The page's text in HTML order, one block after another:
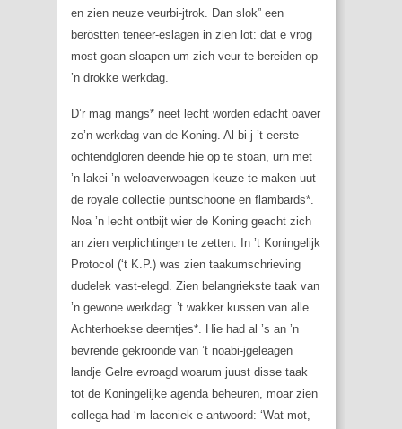
en zien neuze veurbi-jtrok. Dan slok” een
beröstten teneer-eslagen in zien lot: dat e vrog
most goan sloapen um zich veur te bereiden op
’n drokke werkdag.
D’r mag mangs* neet lecht worden edacht oaver
zo’n werkdag van de Koning. Al bi-j ’t eerste
ochtendgloren deende hie op te stoan, urn met
’n lakei ’n weloaverwoagen keuze te maken uut
de royale collectie puntschoone en flambards*.
Noa ’n lecht ontbijt wier de Koning geacht zich
an zien verplichtingen te zetten. In ’t Koningelijk
Protocol (‘t K.P.) was zien taakumschrieving
dudelek vast-elegd. Zien belangriekste taak van
’n gewone werkdag: ’t wakker kussen van alle
Achterhoekse deerntjes*. Hie had al ’s an ’n
bevrende gekroonde van ’t noabi-jgeleagen
landje Gelre evroagd woarum juust disse taak
tot de Koningelijke agenda beheuren, moar zien
collega had ‘m laconiek e-antwoord: ‘Wat mot,